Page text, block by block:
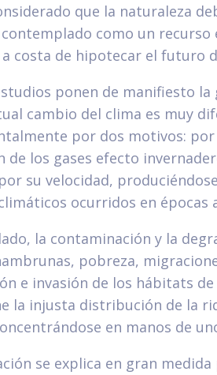
que la naturaleza
como un recurso
costa de hipotecar el futuro
ponen de manifiesto
cambio del clima es muy
por dos motivos:
de los gases efecto
su velocidad,
ocurridos en épocas
la contaminación y la
pobreza,
e invasión de los hábitats
la injusta distribución de la
en manos de
se explica en gran